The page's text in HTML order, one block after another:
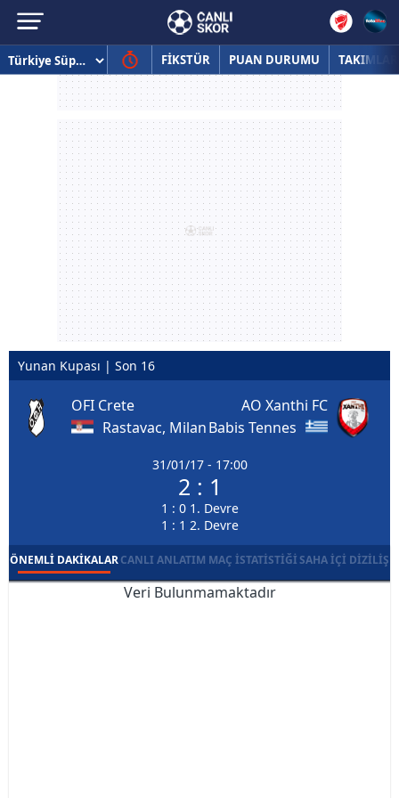
FİKSTÜR PUAN DURUMU TAKIMLAR
Yunan Kupası | Son 16
OFI Crete
Rastavac, Milan
31/01/17 - 17:00
2 : 1
1 : 0 1. Devre
1 : 1 2. Devre
AO Xanthi FC
Babis Tennes
ÖNEMLI DAKIKALARCANLI ANLATIM MAÇ İSTATISTIĞISAHA İÇI DIZILIŞ
Veri Bulunmamaktadır